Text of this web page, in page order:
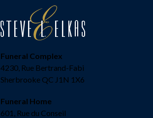
Funeral Complex
4230, Rue Bertrand-Fabi
Sherbrooke QC J1N 1X6
Funeral Home
601, Rue du Conseil